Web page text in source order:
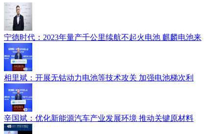
宁德时代：2023年量产千公里续航不起火电池 麒麟电池来
相里斌：开展无钴动力电池等技术攻关 加强电池梯次利
辛国斌：优化新能源汽车产业发展环境 推动关键原材料